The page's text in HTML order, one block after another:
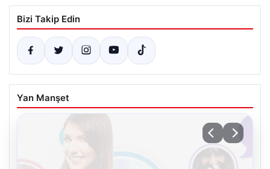
Bizi Takip Edin
Yan Manşet